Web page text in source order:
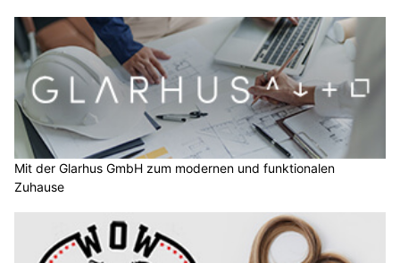
Mit der Glarhus GmbH zum modernen und funktionalen
Zuhause